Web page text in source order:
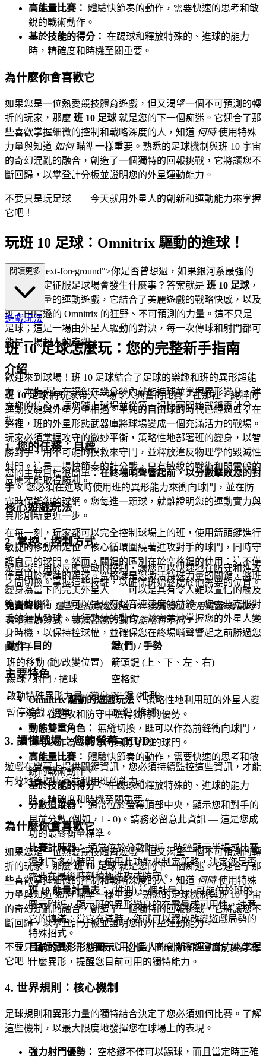
高能量比賽： 體驗快節奏的動作，需要快速的思考和敏
銳的戰術動作。
基於技能的得分： 在踢球和釋放特殊的、進球的能力
時，精確度和時機至關重要。
為什麼你會喜歡它
如果您是一位熱愛競技體育遊戲，但又渴望一個不可預測的轉
折的玩家，那麼 班 10 足球 就是您的下一個痴迷。它迎合了那
些喜歡掌握細微的控制和戰略深度的人，知道 何時使用特殊
力量與知道 如何瞄準一樣重要。熟悉的足球機制與班 10 宇宙
的奇幻混亂的融合，創造了一個獨特的回報挑戰，它將讓您不
斷回歸，以攀登計分板並證明您的外星運動能力。
不要只是玩足球——今天就用外星人的創新和運動能力來掌握
它吧！
玩班 10 足球：Omnitrix 驅動的進球！
ss="mb-4 text-foreground">你是否曾想過，如果銀河系最強的
變形者決定征服足球場會發生什麼事？答案就是 班 10 足球，
一款高能量的運動遊戲，它結合了美麗遊戲的戰略快感，以及
班・田尼遜的 Omnitrix 的狂野、不可預測的力量。這不只是
足球；這是一場由外星人驅動的對決，每一次傳球和射門都可
能是一場超人的奇觀。
介紹
班 10 足球將玩家帶入一場令人興奮的比賽，在那裡，純粹的
運動技能與外星力量相遇。單純的自由球的時代已經過去；在
這裡，班的外星形態武器庫將球場變成一個充滿活力的戰場。
玩家必須掌握攻守的微妙平衡，策略性地部署班的變身，以智
勝對手，用不可能的撲救來守門，並釋放違反物理學的毀滅性
射門。這是一場快節奏的計分戰，只有敏銳的戰術和閃電般的
反應才能取得勝利。
核心遊戲玩法
在每一刻，玩家都可以完全控制球場上的班，使用箭頭鍵進行
敏捷的移動和定位。核心循環圍繞著進攻對手的球門，同時守
護自己的球門。然而，關鍵的區別在於空格鍵的使用：這不僅
僅是用於標準的踢球。空格鍵是您激活特殊力量的關鍵，將班
變身為當下的完美外星人——可以是具有令人難以置信的觸及
範圍的後衛，也可以是具有超音速速度的前鋒。您需要克服對
手的無情發球，執行熟練的動作，並完美地掌握您的外星人變
身時機，以保持控球權，並確保您在終場哨聲響起之前勝過您
的對手。
主要特色
Omnitrix 驅動的遊戲玩法：策略性地利用班的外星人變
身，在進攻和防守中獲得獨特的優勢。
動態雙重角色： 無縫切換，既可以作為前鋒衝向球門，
也可以作為終極守門員防守您的球門。
高能量比賽： 體驗快節奏的動作，需要快速的思考和敏
銳的戰術動作。
基於技能的得分：在踢球和釋放特殊的、進球的能力
時，精確度和時機至關重要。
為什麼你會喜歡它
如果您是一位熱愛競技體育遊戲，但又渴望一個不可預測的轉
折的玩家，那麼班 10 足球就是您的下一個痴迷。它迎合了那
些喜歡掌握細微的控制和戰略深度的人，知道 何時使用特殊
力量與知道如何瞄準一樣重要。熟悉的足球機制與班 10 宇宙
的奇幻混亂的融合，創造了一個獨特的回報挑戰，它將讓您不
斷回歸，以攀登計分板並證明您的外星運動能力。
不要只是玩足球——今天就用外星人的創新和運動能力來掌握
它吧！
閱讀更多
遊戲玩法
班 10 足球怎麼玩：您的完整新手指南
歡迎來到球場！班 10 足球結合了足球的樂趣和班的異形超能
力。本指南旨在讓您在幾分鐘內就能進球並掌握異形變身，建
立您的信心，讓您踏上球場並從第一場比賽開始就稱霸計分
板。
1. 您的任務：目標
您的主要目標很簡單：在終場哨聲響起前，以分數擊敗您的對
手。您必須在進攻時使用班的異形能力來衝向球門，並在防
守時保護您的球網。您每進一顆球，就離證明您的運動實力與
異形創新更近一步。
2. 掌控：控制方式
遊戲設計用於反應靈敏的控制，讓您可以快速地在防守和進攻
之間切換。掌握這些按鍵，以確保班始終處於他需要的位置。
免責聲明： 這些是此類遊戲在 PC 瀏覽器上使用鍵盤/滑鼠的
標準控制方式。實際控制方式可能略有不同。
動作 / 目的
鍵(們) / 手勢
班的移動 (跑/改變位置)
箭頭鍵 (上、下、左、右)
踢球 / 射門 / 搶球
空格鍵
啟動特殊異形力量 / 變身 'X' 鍵 (推測)
暫停遊戲 / 選單
'P' 鍵 (推測)
3. 讀懂戰場：您的螢幕 (HUD)
遊戲在螢幕上提供關鍵資訊，您必須持續監控這些資訊，才能
有效地管理比賽並利用班的能力。
分數追蹤器：通常位於螢幕頂部中央，顯示您和對手的
目前分數 (例如，1 - 0)。請務必留意此資訊 — 這是您成
功的最終衡量標準。
比賽計時器：通常位於分數附近，時鐘顯示半場或比賽
還剩下多少時間。使用此功能來制定策略，決定您是否
需要在最後時刻積極進攻或防守。
班 10 能量計量表：(推測) 這個計量表，可能位於班的
圖示附近，顯示班的異形變身的充電量或可用性。注意
它的填滿；當它充滿時，您就可以釋放改變遊戲局勢的
特殊招式。
目前的異形形態圖示：這個小圖示將確認班目前變身為
什麼異形，提醒您目前可用的獨特能力。
4. 世界規則：核心機制
足球規則和異形力量的獨特結合決定了您必須如何比賽。了解
這些機制，以最大限度地發揮您在球場上的表現。
強力射門優勢： 空格鍵不僅可以踢球，而且當定時正確